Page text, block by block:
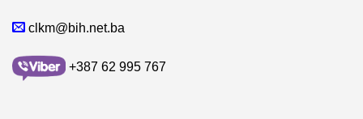
clkm@bih.net.ba
+387 62 995 767